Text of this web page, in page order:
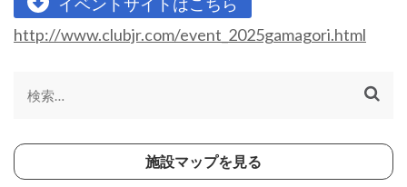
http://www.clubjr.com/event_2025gamagori.html
検
施設マップを見る